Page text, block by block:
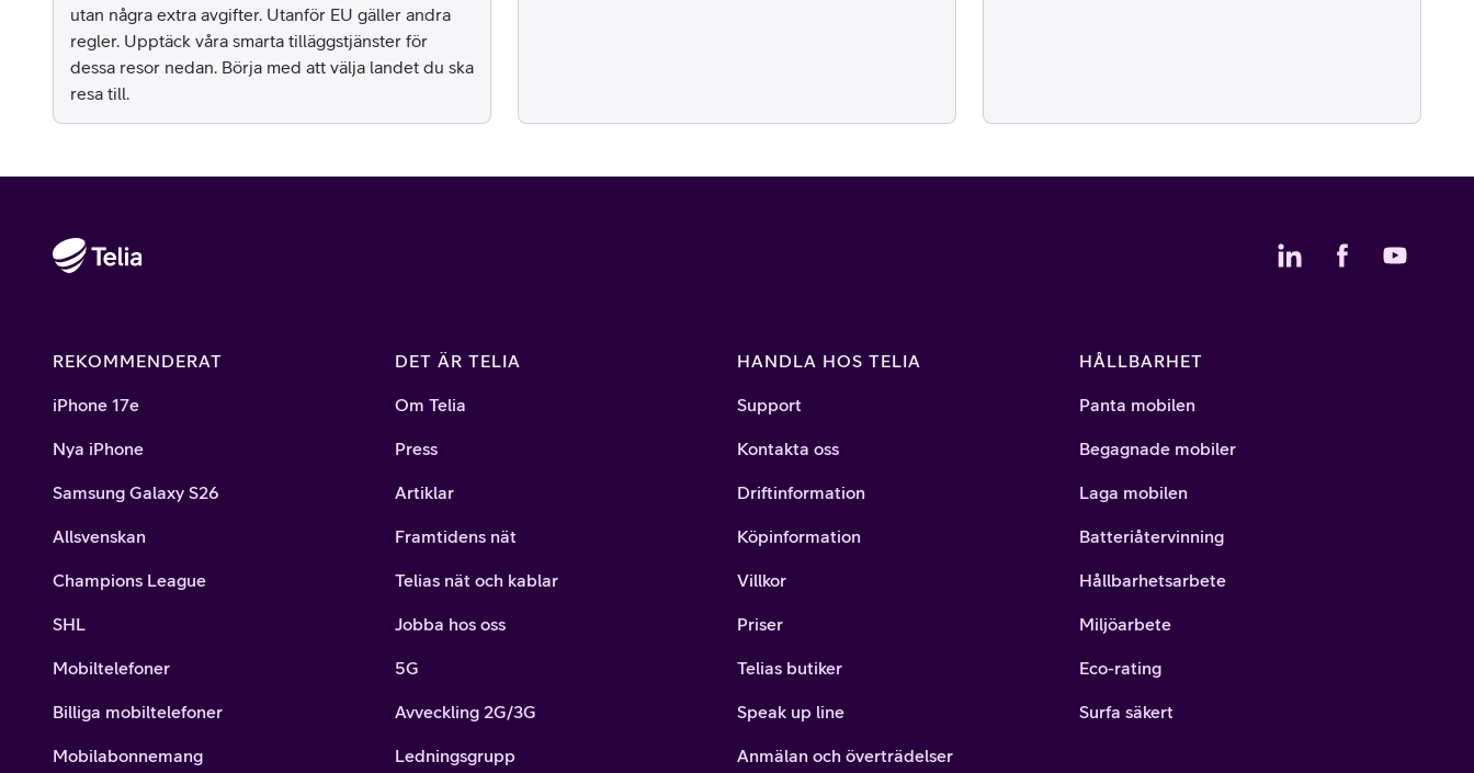
utan några extra avgifter. Utanför EU gäller andra
regler. Upptäck våra smarta tilläggstjänster för
dessa resor nedan. Börja med att välja landet du ska
resa till.
REKOMMENDERAT
iPhone 17e
Nya iPhone
Samsung Galaxy S26
Allsvenskan
Champions League
SHL
Mobiltelefoner
Billiga mobiltelefoner
Mobilabonnemang
DET ÄR TELIA
Om Telia
Press
Artiklar
Framtidens nät
Telias nät och kablar
Jobba hos oss
5G
Avveckling 2G/3G
Ledningsgrupp
HANDLA HOS TELIA
Support
Kontakta oss
Driftinformation
Köpinformation
Villkor
Priser
Telias butiker
Speak up line
Anmälan och överträdelser
HÅLLBARHET
Panta mobilen
Begagnade mobiler
Laga mobilen
Batteriåtervinning
Hållbarhetsarbete
Miljöarbete
Eco-rating
Surfa säkert